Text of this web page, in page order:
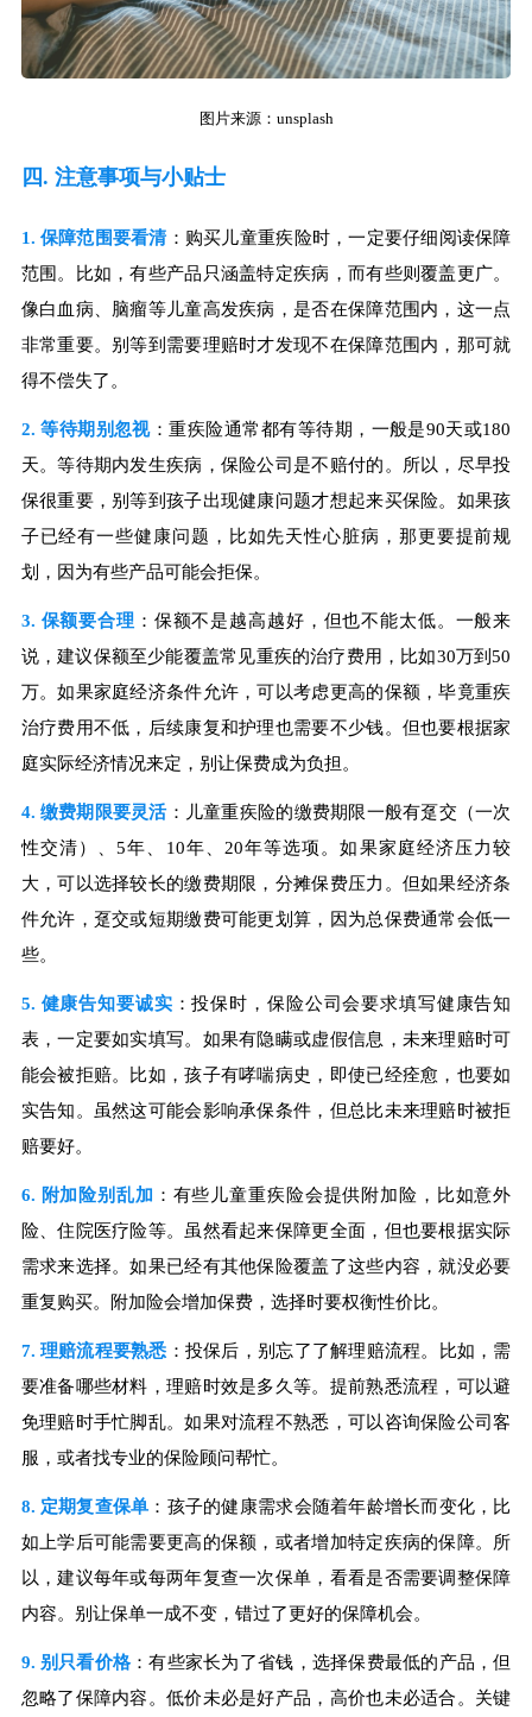
图片来源：unsplash
四. 注意事项与小贴士
1. 保障范围要看清：购买儿童重疾险时，一定要仔细阅读保障
范围。比如，有些产品只涵盖特定疾病，而有些则覆盖更广。
像白血病、脑瘤等儿童高发疾病，是否在保障范围内，这一点
非常重要。别等到需要理赔时才发现不在保障范围内，那可就
得不偿失了。
2. 等待期别忽视：重疾险通常都有等待期，一般是90天或180
天。等待期内发生疾病，保险公司是不赔付的。所以，尽早投
保很重要，别等到孩子出现健康问题才想起来买保险。如果孩
子已经有一些健康问题，比如先天性心脏病，那更要提前规
划，因为有些产品可能会拒保。
3. 保额要合理 ：保额不是越高越好，但也不能太低。一般来
说，建议保额至少能覆盖常见重疾的治疗费用，比如30万到50
万。如果家庭经济条件允许，可以考虑更高的保额，毕竟重疾
治疗费用不低，后续康复和护理也需要不少钱。但也要根据家
庭实际经济情况来定，别让保费成为负担。
4. 缴费期限要灵活：儿童重疾险的缴费期限一般有趸交（一次
性交清）、5年、10年、20年等选项。如果家庭经济压力较
大，可以选择较长的缴费期限，分摊保费压力。但如果经济条
件允许，趸交或短期缴费可能更划算，因为总保费通常会低一
些。
5. 健康告知要诚实 ：投保时，保险公司会要求填写健康告知
表，一定要如实填写。如果有隐瞒或虚假信息，未来理赔时可
能会被拒赔。比如，孩子有哮喘病史，即使已经痊愈，也要如
实告知。虽然这可能会影响承保条件，但总比未来理赔时被拒
赔要好。
6. 附加险别乱加 ：有些儿童重疾险会提供附加险，比如意外
险、住院医疗险等。虽然看起来保障更全面，但也要根据实际
需求来选择。如果已经有其他保险覆盖了这些内容，就没必要
重复购买。附加险会增加保费，选择时要权衡性价比。
7. 理赔流程要熟悉 ：投保后，别忘了了解理赔流程。比如，需
要准备哪些材料，理赔时效是多久等。提前熟悉流程，可以避
免理赔时手忙脚乱。如果对流程不熟悉，可以咨询保险公司客
服，或者找专业的保险顾问帮忙。
8. 定期复查保单 ：孩子的健康需求会随着年龄增长而变化，比
如上学后可能需要更高的保额，或者增加特定疾病的保障。所
以，建议每年或每两年复查一次保单，看看是否需要调整保障
内容。别让保单一成不变，错过了更好的保障机会。
9. 别只看价格：有些家长为了省钱，选择保费最低的产品，但
忽略了保障内容。低价未必是好产品，高价也未必适合。关键